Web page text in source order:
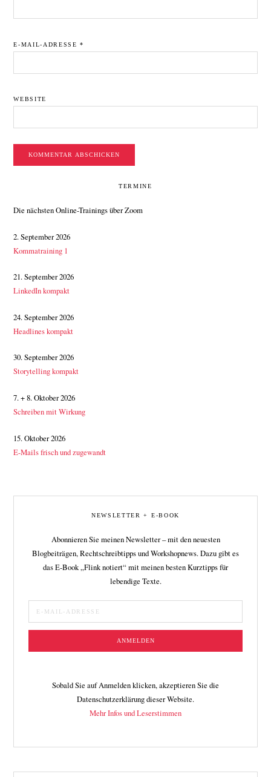
E-MAIL-ADRESSE*
WEBSITE
TERMINE
Die nächsten Online-Trainings über Zoom
2. September 2026
Kommatraining 1
21. September 2026
LinkedIn kompakt
24. September 2026
Headlines kompakt
30. September 2026
Storytelling kompakt
7. + 8. Oktober 2026
Schreiben mit Wirkung
15. Oktober 2026
E-Mails frisch und zugewandt
NEWSLETTER + E-BOOK
Abonnieren Sie meinen Newsletter – mit den neuesten
Blogbeiträgen, Rechtschreibtipps und Workshopnews. Dazu gibt es
das E-Book „Flink notiert“ mit meinen besten Kurztipps für
lebendige Texte.
Sobald Sie auf Anmelden klicken, akzeptieren Sie die
Datenschutzerklärung dieser Website.
Mehr Infos und Leserstimmen